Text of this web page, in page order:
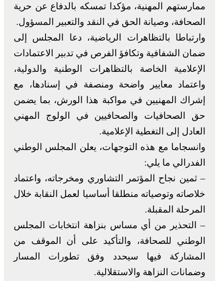
ممارستهم المهنية، مؤكدا تمسكه بالدفاع عن حرية
الصحافة، وصيانة الحق في النقد والتعبير المسؤول.
وارتباطا بالتظاهرات الرياضية، دعا المجلس إلى
ضمان الشفافية وتكافؤ الفرص في تدبير الاعتمادات
الإعلامية الخاصة بالتظاهرات الوطنية والدولية،
واعتماد معايير واضحة ومنصفة في إسنادها، مع
إشراك المهنيين في مواكبة هذا الورش، بما يضمن
حق الصحافيات والصحافيين في الولوج المهني
العادل إلى التغطية الإعلامية.
وانسجاما مع هذه التوجهات، يعلن المجلس الوطني
الفدرالي ما يلي:
– ثمين نجاح المؤتمر التشاوري ومخرجاته، واعتماد
خلاصاته وتوصياته منطلقا أساسيا لعمل النقابة خلال
المرحلة المقبلة.
– التحذير من أي مساس بنزاهة انتخابات المجلس
الوطني للصحافة، والتأكيد على أن الموقف من
المشاركة فيها سيحدد وفق تطورات المسار
وضمانات النزاهة والاستقلالية.